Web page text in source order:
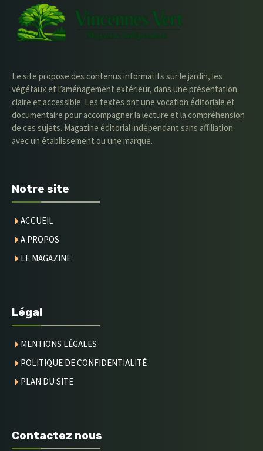
Le site propose des contenus informatifs sur le jardin, les
végétaux et l’aménagement extérieur, dans une présentation
claire et accessible. Les textes ont une vocation éditoriale et
documentaire pour accompagner la lecture et la compréhension
de ces sujets. Magazine éditorial indépendant sans affiliation
avec un établissement ou une marque.
Notre site
ACCUEIL
A PROPOS
LE MAGAZINE
Légal
MENTIONS LÉGALES
POLITIQUE DE CONFIDENTIALITÉ
PLAN DU SITE
Contactez nous